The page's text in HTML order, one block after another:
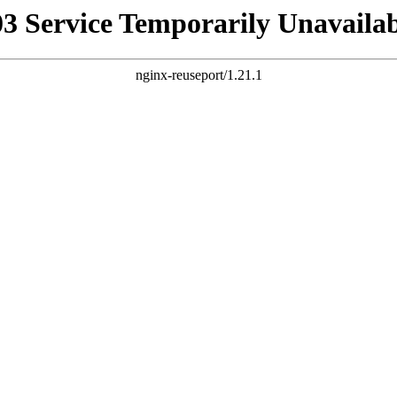
Service Temporarily
nginx-reuseport/1.21.1